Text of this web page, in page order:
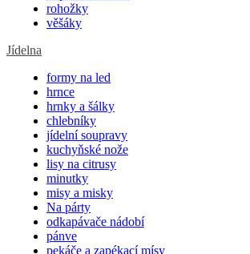
rohožky
věšáky
Jídelna
formy na led
hrnce
hrnky a šálky
chlebníky
jídelní soupravy
kuchyňské nože
lisy na citrusy
minutky
misy a misky
Na párty
odkapávače nádobí
pánve
pekáče a zapékací mísy